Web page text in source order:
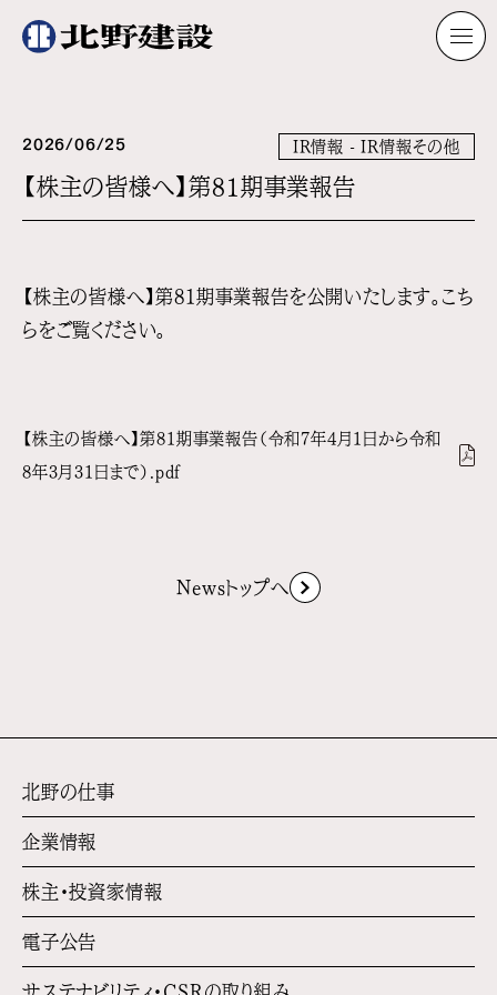
【株主の皆様へ】第81期事業報告
2026/06/25 IR情報 - IR情報その他
【株主の皆様へ】第81期事業報告を公開いたします。 こち
らをご覧ください。
【株主の皆様へ】第81期事業報告（令和7年4月1日から令和
8年3月31日まで）.pdf
Newsトップへ
北野の仕事
企業情報
株主・投資家情報
電子公告